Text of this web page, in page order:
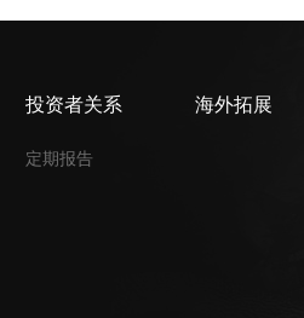
投资者关系
定期报告
海外拓展